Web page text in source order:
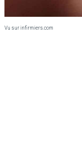
Vu sur infirmiers.com